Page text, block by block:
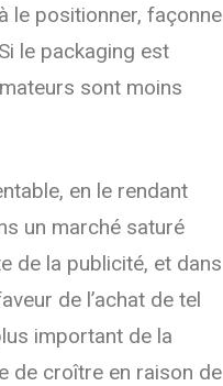
le positionner, façonne
le packaging est
sont moins
en le rendant
un marché saturé
de la publicité, et dans
de l’achat de tel
important de la
de croître en raison de